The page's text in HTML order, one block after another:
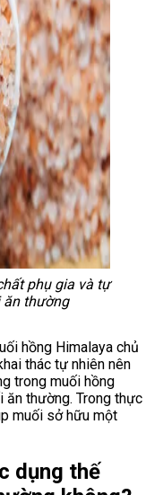
phụ gia và tự
ăn thường
hồng Himalaya chủ
thác tự nhiên nên
trong muối hồng
ăn thường. Trong thực
muối sở hữu một
dụng thế